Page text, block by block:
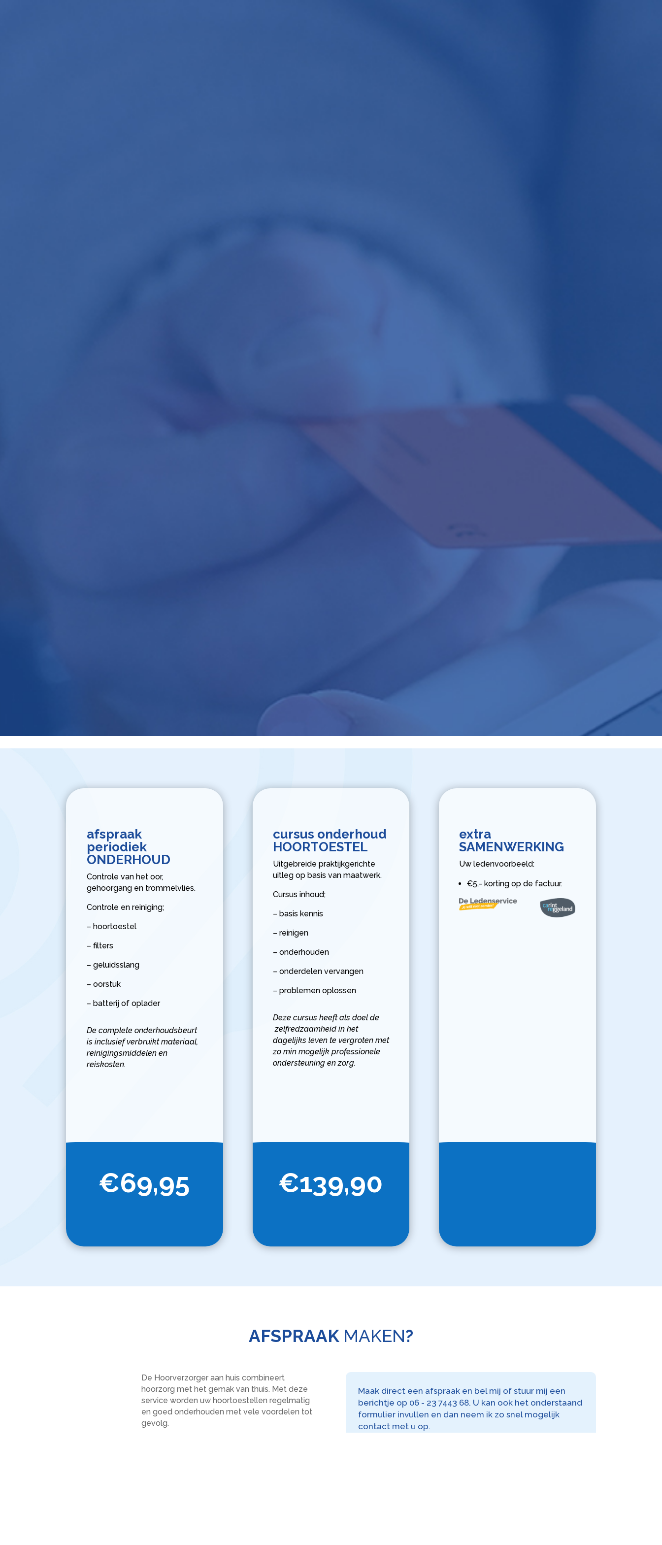
afspraak
periodiek
ONDERHOUD
Controle van het oor,
gehoorgang en trommelvlies.
Controle en reiniging;
– hoortoestel
– filters
– geluidsslang
– oorstuk
– batterij of oplader
De complete onderhoudsbeurt
is inclusief verbruikt materiaal,
reinigingsmiddelen en
reiskosten.
€69,95
cursus onderhoud
HOORTOESTEL
Uitgebreide praktijkgerichte
uitleg op basis van maatwerk.
Cursus inhoud;
– basis kennis
– reinigen
– onderhouden
– onderdelen vervangen
– problemen oplossen
Deze cursus heeft als doel de
zelfredzaamheid in het
dagelijks leven te vergroten met
zo min mogelijk professionele
ondersteuning en zorg.
€139,90
extra
SAMENWERKING
Uw ledenvoorbeeld:
€5,- korting op de factuur.
AFSPRAAK MAKEN?
De Hoorverzorger aan huis combineert
hoorzorg met het gemak van thuis. Met deze
service worden uw hoortoestellen regelmatig
en goed onderhouden met vele voordelen tot
gevolg.
Maak direct een afspraak en bel mij of stuur mij een
berichtje op 06 - 23 7443 68. U kan ook het onderstaand
formulier invullen en dan neem ik zo snel mogelijk
contact met u op.